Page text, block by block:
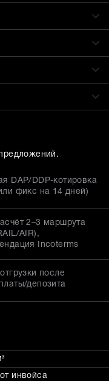
DAP/DDP-котировка
фикс на 14 дней)
2–3 маршрута
AIR),
Incoterms
после
депозита
инвойса